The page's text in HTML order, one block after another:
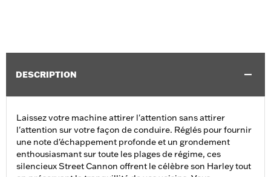
DESCRIPTION
Laissez votre machine attirer l'attention sans attirer
l'attention sur votre façon de conduire. Réglés pour fournir
une note d'échappement profonde et un grondement
enthousiasmant sur toute les plages de régime, ces
silencieux Street Cannon offrent le célèbre son Harley tout